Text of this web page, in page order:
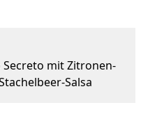
Secreto mit Zitronen-
Salsa